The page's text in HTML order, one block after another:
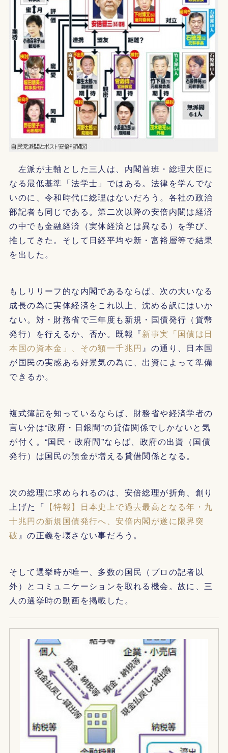
左派が主軸とした三人は、内閣首班・総理大臣に
なる最低基準「法学士」ではある。法律を学んでな
いのに、令和時代に総理はないだろう。各社の政治
部記者も同じである。第二次以降の安倍内閣は経済
の中でも金融経済（実体経済とは異なる）を学び、
推してきた。そして日経平均や新・富裕層等で結果
を出した。
もしリリーフ的な内閣であるならば、次の大いなる
成長の為に実体経済をこれ以上、沈める訳にはいか
ない。対・財務省で三年度も新規・国債発行（貨幣
発行）を行えるか、否か。既報『新事実「国債は日
本国の資本金」、その額一千兆円 』の通り、日本国
が国民の実感ある好景気の為に、出資によって準備
できるか。
複式簿記を知っているならば、財務省や経済学者の
言い分は“政府・日銀間”の貸借関係でしかないと気
が付く。“国民・政府間”ならば、政府の出資（国債
発行）は国民の預金が増える貸借関係となる。
次の総理に求められるのは、安倍総理が折角、創り
上げた『 【特報】日本史上で過去最高となる年・九
十兆円の新規国債発行へ、安倍内閣が遂に限界突
破 』の正義を壊さない事だろう。
そして選挙時が唯一、多数の国民（プロの記者以
外）とコミュニケーションを取れる機会。故に、三
人の選挙時の動画を掲載した。